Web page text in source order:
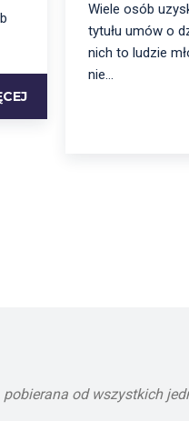
Wiele osób
tytułu umów o
nich to ludzie
nie...
od wszystkich